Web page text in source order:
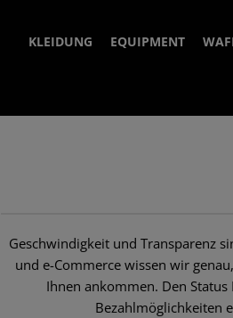
KLEIDUNG
BOONIES
SCHLAUCHSCHALS
SOFTSHELL JACKEN
WINDSCHUTZJACKEN
SHIRTS
FIELD SHIRTS
HOSEN
EQUIPMENT
2 POINT
HOOKS
ACCESSOIRES
LIGHTSTICK
TASCHEN,
Geschwindigkeit und Transparenz
und e-Commerce wissen wir
Ihnen ankommen. Den
Bezahlmöglichkeiten